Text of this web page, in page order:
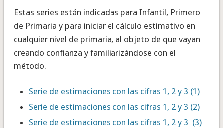
Estas series están indicadas para Infantil, Primero
de Primaria y para iniciar el cálculo estimativo en
cualquier nivel de primaria, al objeto de que vayan
creando confianza y familiarizándose con el
método.
Serie de estimaciones con las cifras 1, 2 y 3 (1)
Serie de estimaciones con las cifras 1, 2 y 3 (2)
Serie de estimaciones con las cifras 1, 2 y 3 (3)